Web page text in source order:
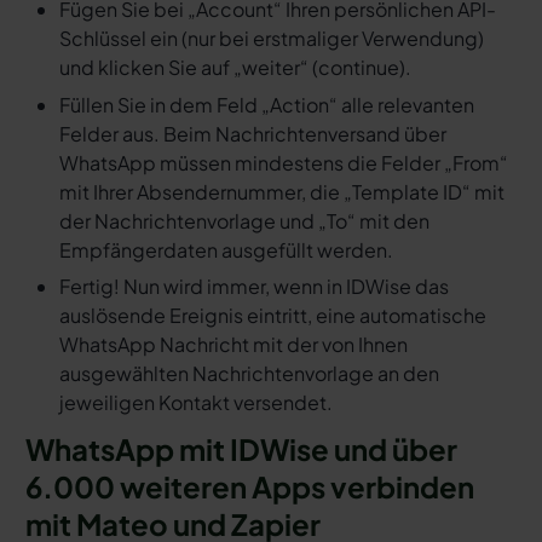
Fügen Sie bei „Account“ Ihren persönlichen API-
Schlüssel ein (nur bei erstmaliger Verwendung)
und klicken Sie auf „weiter“ (continue).
Füllen Sie in dem Feld „Action“ alle relevanten
Felder aus. Beim Nachrichtenversand über
WhatsApp müssen mindestens die Felder „From“
mit Ihrer Absendernummer, die „Template ID“ mit
der Nachrichtenvorlage und „To“ mit den
Empfängerdaten ausgefüllt werden.
Fertig! Nun wird immer, wenn in IDWise das
auslösende Ereignis eintritt, eine automatische
WhatsApp Nachricht mit der von Ihnen
ausgewählten Nachrichtenvorlage an den
jeweiligen Kontakt versendet.
WhatsApp mit IDWise und über
6.000 weiteren Apps verbinden
mit Mateo und Zapier